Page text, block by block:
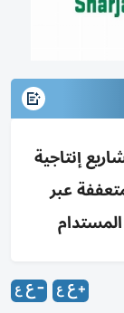
الخيرية نفذت 804 مشاريع إنتاجية
عبر